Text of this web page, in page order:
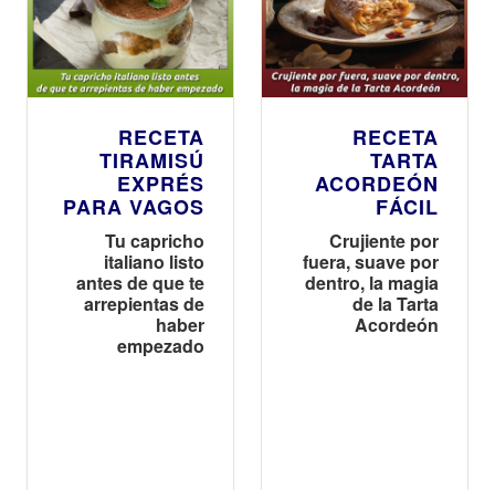
RECETA
TIRAMISÚ
EXPRÉS
PARA VAGOS
Tu capricho
italiano listo
antes de que te
arrepientas de
haber
empezado
RECETA
TARTA
ACORDEÓN
FÁCIL
Crujiente por
fuera, suave por
dentro, la magia
de la Tarta
Acordeón